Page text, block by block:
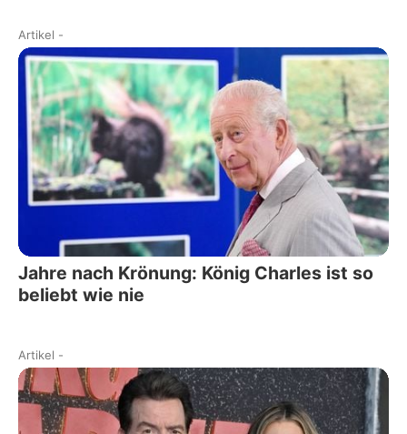
Artikel -
Jahre nach Krönung: König Charles ist so
beliebt wie nie
Artikel -